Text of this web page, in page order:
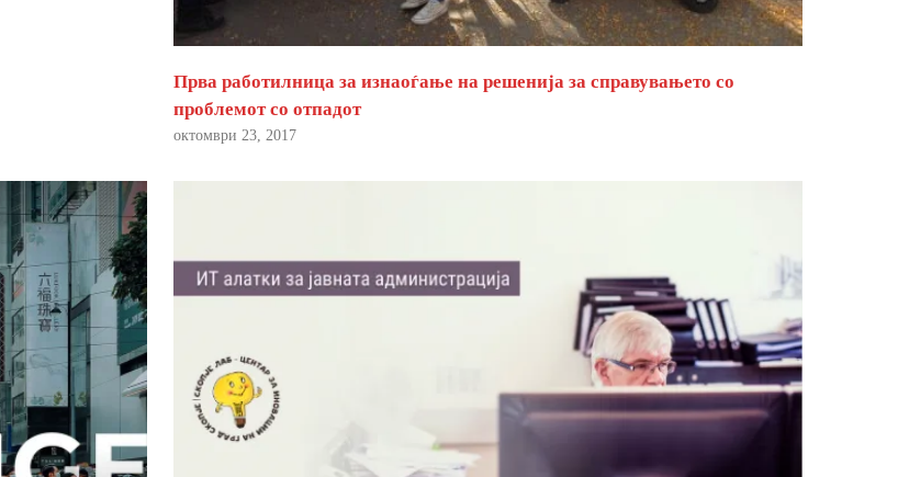
Прва работилница за изнаоѓање на решенија за справувањето со
проблемот со отпадот
октомври 23, 2017